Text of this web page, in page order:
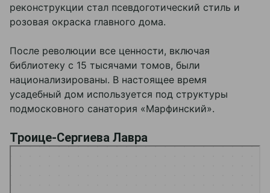
реконструкции стал псевдоготический стиль и
розовая окраска главного дома.
После революции все ценности, включая
библиотеку с 15 тысячами томов, были
национализированы. В настоящее время
усадебный дом используется под структуры
подмосковного санатория «Марфинский».
Троице-Сергиева Лавра
Сергиев Посад